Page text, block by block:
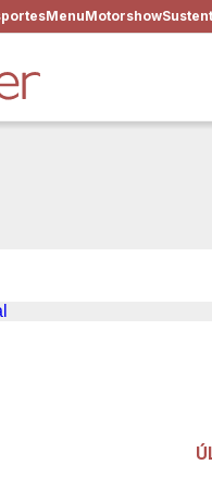
MenuMotorshow
os